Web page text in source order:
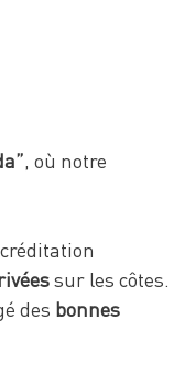
, où notre
sur les côtes.
des bonnes